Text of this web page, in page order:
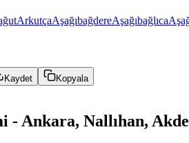
ArkutçaAşağıbağdereAşağıbağlıca
Kaydet Kopyala
- Ankara, Nallıhan,